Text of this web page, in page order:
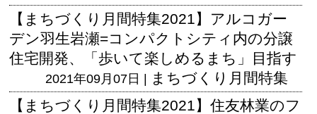
【まちづくり月間特集2021】アルコガー
デン羽生岩瀬=コンパクトシティ内の分譲
住宅開発、「歩いて楽しめるまち」目指す
2021年09月07日 | まちづくり月間特集
【まちづくり月間特集2021】住友林業のフ